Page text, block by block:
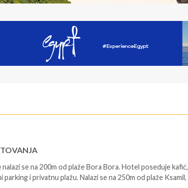
nalazi se na 200m od plaže Bora Bora. Hotel poseduje kafić,
i privatnu plažu. Nalazi se na 250m od plaže Ksamil,